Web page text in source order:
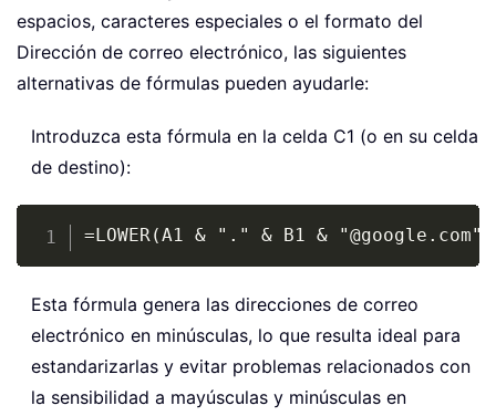
espacios, caracteres especiales o el formato del
Dirección de correo electrónico, las siguientes
alternativas de fórmulas pueden ayudarle:
Introduzca esta fórmula en la celda C1 (o en su celda
de destino):
=LOWER(A1 & "." & B1 & "@google.com")
Copy
Esta fórmula genera las direcciones de correo
electrónico en minúsculas, lo que resulta ideal para
estandarizarlas y evitar problemas relacionados con
la sensibilidad a mayúsculas y minúsculas en